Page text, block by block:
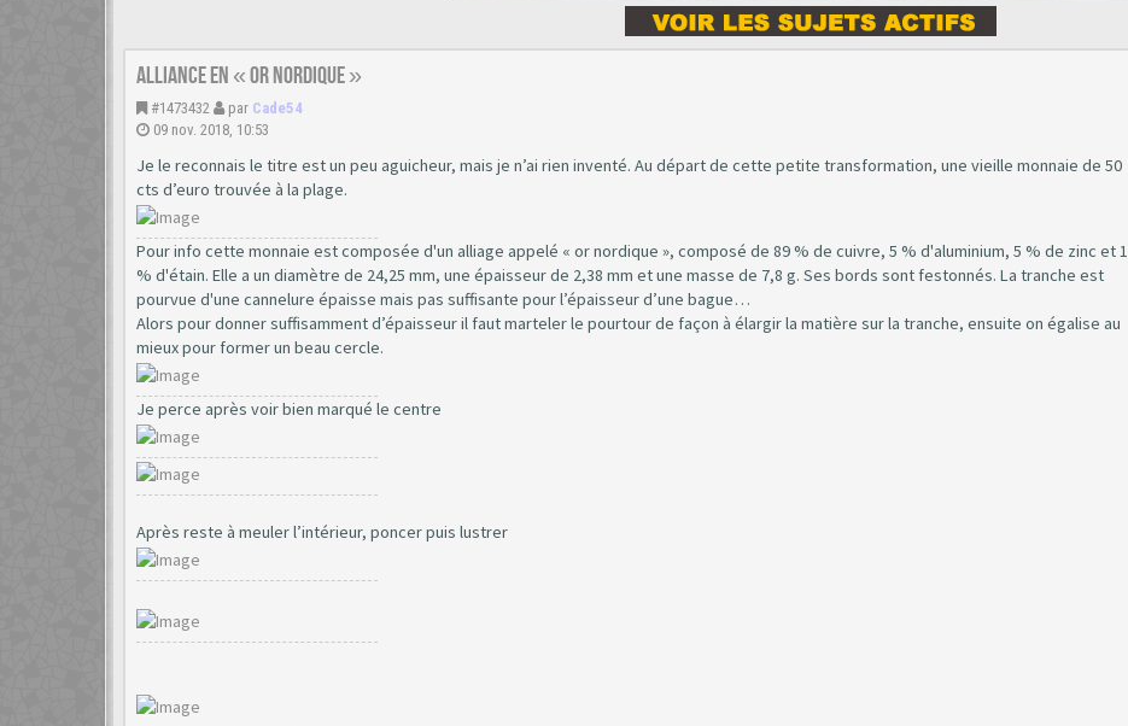
Alliance en « or nordique »
#1473432 par Cade54
09 nov. 2018, 10:53
Je le reconnais le titre est un peu aguicheur, mais je n’ai rien inventé. Au départ de cette petite transformation, une vieille monnaie de 50
cts d’euro trouvée à la plage.
Pour info cette monnaie est composée d'un alliage appelé « or nordique », composé de 89 % de cuivre, 5 % d'aluminium, 5 % de zinc et 1
% d'étain. Elle a un diamètre de 24,25 mm, une épaisseur de 2,38 mm et une masse de 7,8 g. Ses bords sont festonnés. La tranche est
pourvue d'une cannelure épaisse mais pas suffisante pour l’épaisseur d’une bague…
Alors pour donner suffisamment d’épaisseur il faut marteler le pourtour de façon à élargir la matière sur la tranche, ensuite on égalise au
mieux pour former un beau cercle.
Je perce après voir bien marqué le centre
Après reste à meuler l’intérieur, poncer puis lustrer